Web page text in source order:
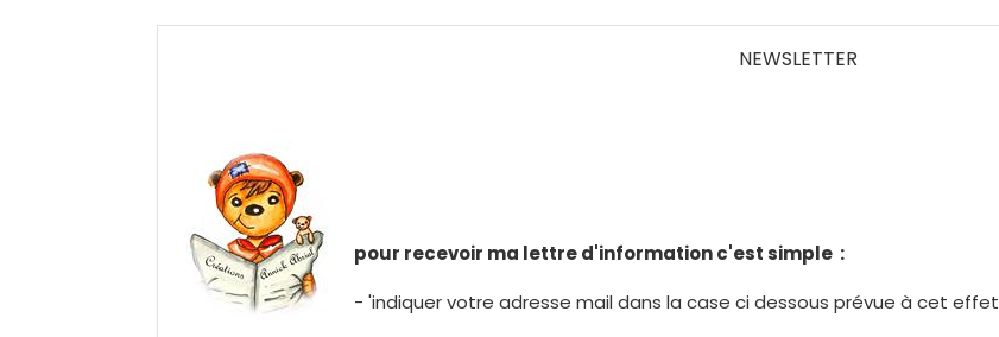
NEWSLETTER
pour recevoir ma lettre d'information c'est simple :
- 'indiquer votre adresse mail dans la case ci dessous prévue à cet effet